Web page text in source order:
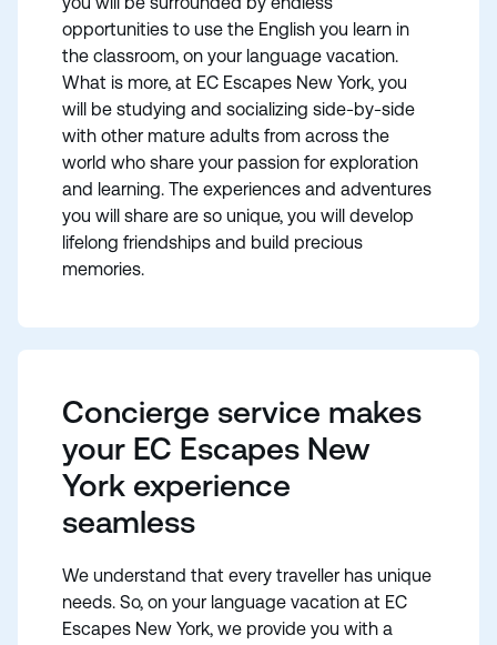
opportunities to use the English you learn in
the classroom, on your language vacation.
What is more, at EC Escapes New York, you
will be studying and socializing side-by-side
with other mature adults from across the
world who share your passion for exploration
and learning. The experiences and adventures
you will share are so unique, you will develop
lifelong friendships and build precious
memories.
Concierge service makes
your EC Escapes New
York experience
seamless
We understand that every traveller has unique
needs. So, on your language vacation at EC
Escapes New York, we provide you with a